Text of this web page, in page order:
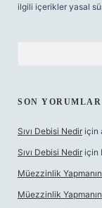
ilgili içerikler yasal
SON YORUMLAR
Sıvı Debisi Nedir için
Sıvı Debisi Nedir için
Müezzinlik
Müezzinlik